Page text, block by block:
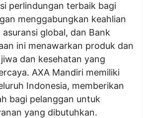
perlindungan terbaik bagi
menggabungkan keahlian
asuransi global, dan Bank
ini menawarkan produk dan
dan kesehatan yang
AXA Mandiri memiliki
Indonesia, memberikan
bagi pelanggan untuk
yang dibutuhkan.